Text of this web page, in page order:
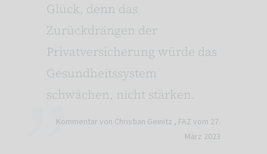
Glück, denn das
Zurückdrängen der
Privatversicherung würde das
Gesundheitssystem
schwächen, nicht stärken.
Kommentar von Christian Geinitz , FAZ vom 27.
März 2023